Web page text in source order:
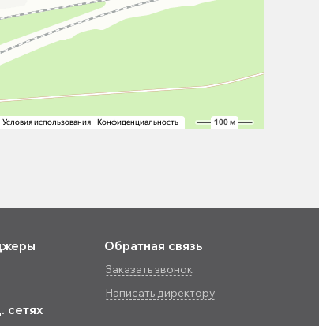
сетях
Обратная связь
Заказать звонок
Написать директору